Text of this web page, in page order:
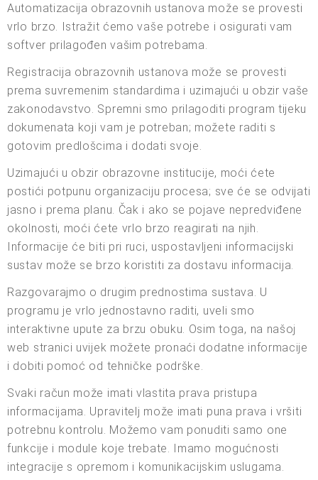
Automatizacija obrazovnih ustanova može se provesti
vrlo brzo. Istražit ćemo vaše potrebe i osigurati vam
softver prilagođen vašim potrebama.
Registracija obrazovnih ustanova može se provesti
prema suvremenim standardima i uzimajući u obzir vaše
zakonodavstvo. Spremni smo prilagoditi program tijeku
dokumenata koji vam je potreban; možete raditi s
gotovim predlošcima i dodati svoje.
Uzimajući u obzir obrazovne institucije, moći ćete
postići potpunu organizaciju procesa; sve će se odvijati
jasno i prema planu. Čak i ako se pojave nepredviđene
okolnosti, moći ćete vrlo brzo reagirati na njih.
Informacije će biti pri ruci, uspostavljeni informacijski
sustav može se brzo koristiti za dostavu informacija.
Razgovarajmo o drugim prednostima sustava. U
programu je vrlo jednostavno raditi, uveli smo
interaktivne upute za brzu obuku. Osim toga, na našoj
web stranici uvijek možete pronaći dodatne informacije
i dobiti pomoć od tehničke podrške.
Svaki račun može imati vlastita prava pristupa
informacijama. Upravitelj može imati puna prava i vršiti
potrebnu kontrolu. Možemo vam ponuditi samo one
funkcije i module koje trebate. Imamo mogućnosti
integracije s opremom i komunikacijskim uslugama.